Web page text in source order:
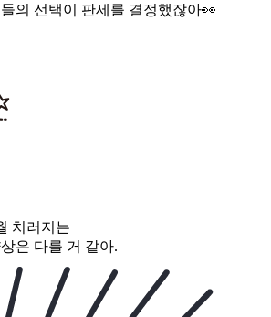
의 선택이 판세를 결정했잖아👀
치러지는
은 다를 거 같아.